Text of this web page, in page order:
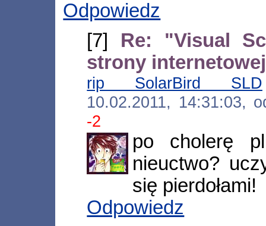
Odpowiedz
[7] Re: "Visual
strony
rip SolarBird SLD
10.02.2011, 14:31:03,
-2
po cholerę
nieuctwo?
się pierdołami!
Odpowiedz